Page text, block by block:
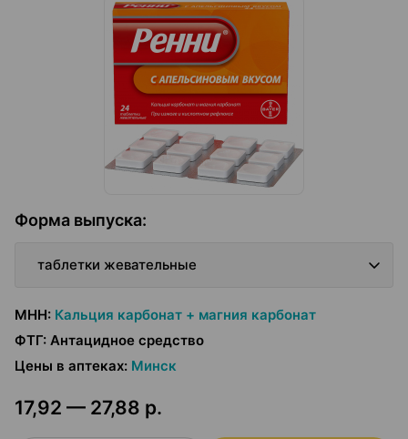
Форма выпуска:
таблетки жевательные
МНН: Кальция карбонат + магния карбонат
ФТГ: Антацидное средство
Цены в аптеках: Минск
17,92 — 27,88 р.